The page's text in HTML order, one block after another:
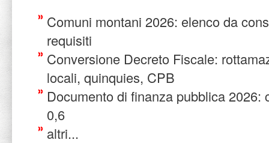
Comuni montani 2026: elenco da
requisiti
Conversione Decreto Fiscale:
locali, quinquies, CPB
Documento di finanza pubblica 2026:
0,6
altri...